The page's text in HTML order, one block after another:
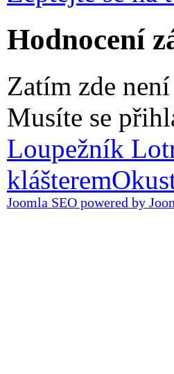
Hodnocení
Zatím zde
Musíte se
Loupežník
klášterem
Joomla SEO powered by